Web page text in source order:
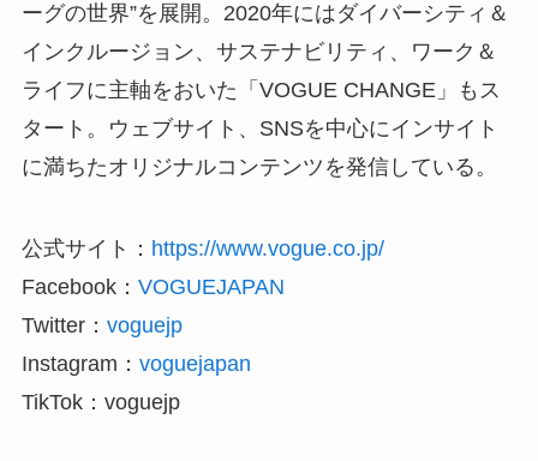
ーグの世界”を展開。2020年にはダイバーシティ＆
インクルージョン、サステナビリティ、ワーク＆
ライフに主軸をおいた「VOGUE CHANGE」もス
タート。ウェブサイト、SNSを中心にインサイト
に満ちたオリジナルコンテンツを発信している。
公式サイト： https://www.vogue.co.jp/
Facebook： VOGUEJAPAN
Twitter： voguejp
Instagram： voguejapan
TikTok：voguejp